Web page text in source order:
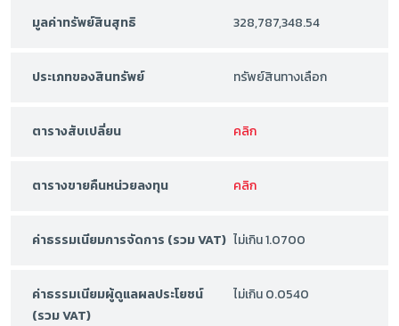
มูลค่าทรัพย์สินสุทธิ 328,787,348.54
ประเภทของสินทรัพย์ ทรัพย์สินทางเลือก
ตารางสับเปลี่ยน คลิก
ตารางขายคืนหน่วยลงทุน คลิก
ค่าธรรมเนียมการจัดการ (รวม VAT) ไม่เกิน 1.0700
ค่าธรรมเนียมผู้ดูแลผลประโยชน์
(รวม VAT)
ไม่เกิน 0.0540